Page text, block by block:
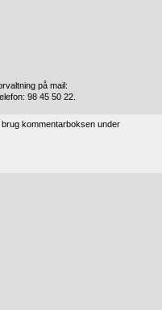
på mail:
98 45 50 22.
kommentarboksen under